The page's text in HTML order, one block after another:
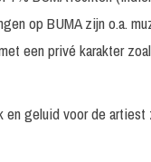
overleg Excl.
/ geluid
minuten Excl. geluid
op BUMA zijn o.a.
een privé karakter
en geluid voor de